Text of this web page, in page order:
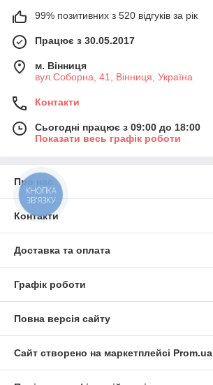
99% позитивних з 520 відгуків за рік
Працює з 30.05.2017
м. Вінниця
вул.Соборна, 41, Вінниця, Україна
Контакти
Сьогодні працює з 09:00 до 18:00
Показати весь графік роботи
Про нас
Контакти
Доставка та оплата
Графік роботи
Повна версія сайту
Сайт створено на маркетплейсі Prom.ua
КНОПКА
ЗВ'ЯЗКУ